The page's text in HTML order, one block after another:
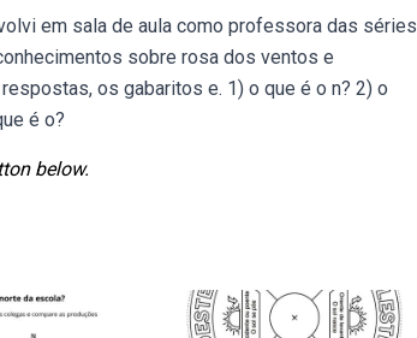
em sala de aula como professora das séries
sobre rosa dos ventos e
os gabaritos e. 1) o que é o n? 2) o
é o?
below.